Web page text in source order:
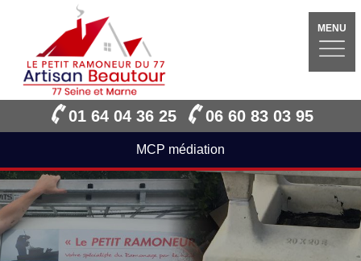
MENU
01 64 04 36 25 06 60 83 03 95
MCP médiation